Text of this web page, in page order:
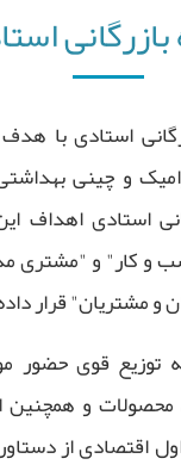
بازرگانی
بازرگانی
و چینی
استادی اهداف
و کار" و "مشتری
و مشتریان" قرار
قوی حضور
و همچنین
اقتصادی از